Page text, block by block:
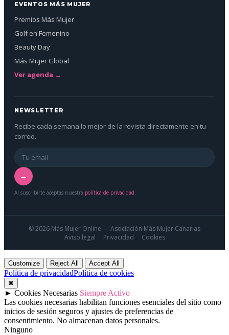
EVENTOS MÁS MUJER
Premios Más Mujer
Golf en Femenino
Beauty Day
Más Mujer Global
Ver agenda →
NEWSLETTER
Recibe cada semana lo mejor de la revista directamente en tu
correo.
→
Al suscribirte aceptas nuestra política de privacidad.
© 2026 Más Mujer Online — Asociación Más Mujer Canarias
Aviso legal
Privacidad Cookies
Customize Reject All Accept All
Política de privacidadPolítica de cookies
✖
► Cookies Necesarias Siempre Activo
Las cookies necesarias habilitan funciones esenciales del sitio como
inicios de sesión seguros y ajustes de preferencias de
consentimiento. No almacenan datos personales.
Ninguno